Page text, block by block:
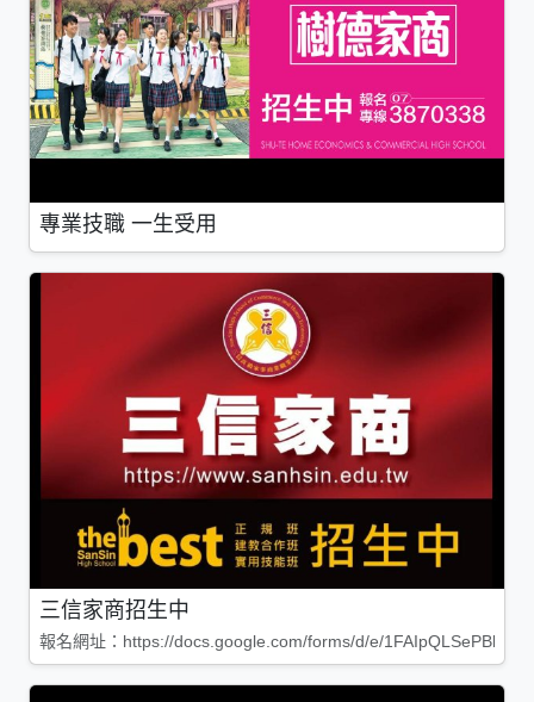
專業技職 一生受用
三信家商招生中
報名網址：https://docs.google.com/forms/d/e/